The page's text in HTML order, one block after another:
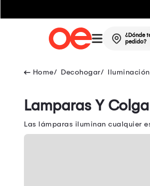
¿Dónde
pedido?
Decohogar Iluminación
Lamparas Y
Las lámparas iluminan cualquier